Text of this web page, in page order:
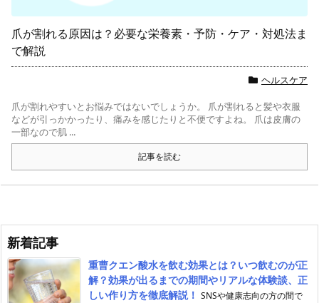
爪が割れる原因は？必要な栄養素・予防・ケア・対処法ま
で解説
ヘルスケア
爪が割れやすいとお悩みではないでしょうか。 爪が割れると髪や衣服
などが引っかかったり、痛みを感じたりと不便ですよね。 爪は皮膚の
一部なので肌 ...
記事を読む
新着記事
重曹クエン酸水を飲む効果とは？いつ飲むのが正
解？効果が出るまでの期間やリアルな体験談、正
しい作り方を徹底解説！ SNSや健康志向の方の間で